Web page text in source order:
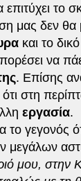
επιτύχει το
μας δεν θα
και το
να
. Επίσης
στη
εργασία.
το γεγονός
μεγάλων
μου, στην